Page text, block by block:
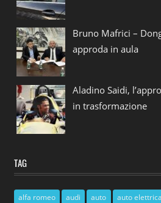
Bruno Mafrici –
approda in aula
Aladino Saidi,
in trasformazione
TAG
alfa romeo audi auto auto elettrica